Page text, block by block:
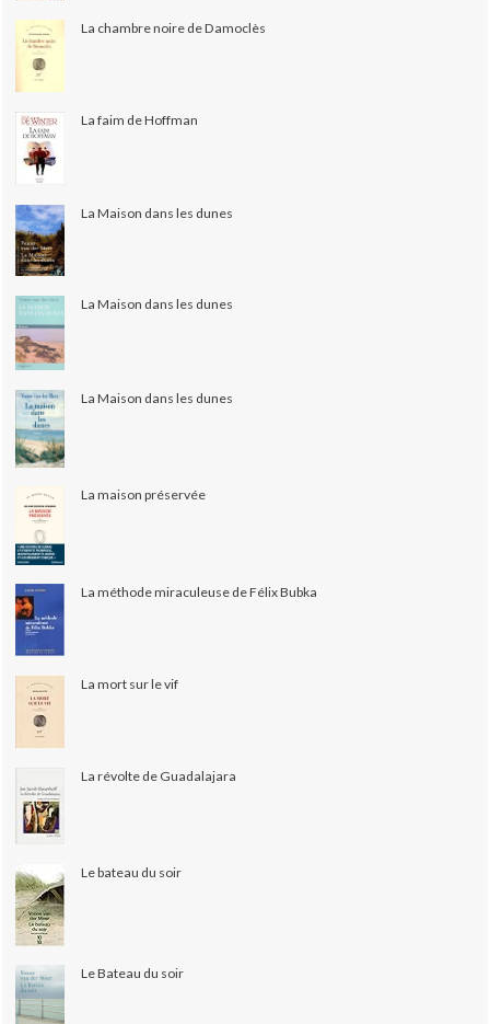
La chambre noire de Damoclès
La faim de Hoffman
La Maison dans les dunes
La Maison dans les dunes
La Maison dans les dunes
La maison préservée
La méthode miraculeuse de Félix Bubka
La mort sur le vif
La révolte de Guadalajara
Le bateau du soir
Le Bateau du soir